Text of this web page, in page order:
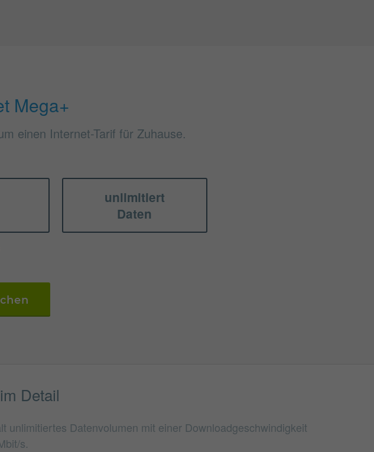
Mega+
einen Internet-Tarif für Zuhause.
unlimitiert
Daten
Detail
unlimitiertes Datenvolumen mit einer Downloadgeschwindigkeit
s.